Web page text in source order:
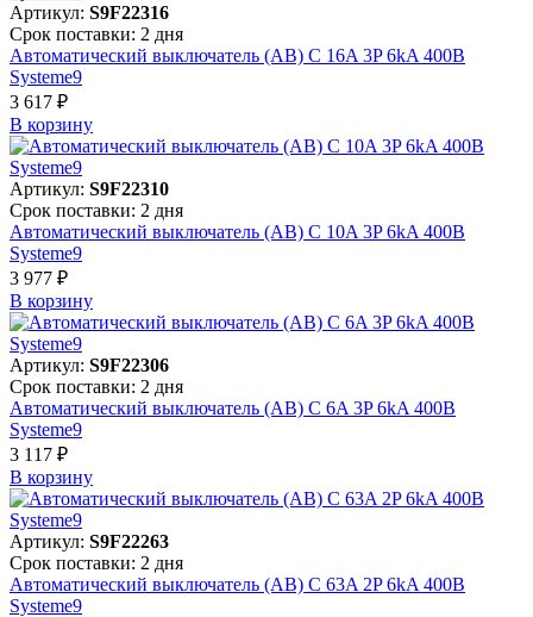
Артикул: S9F22316
Срок поставки: 2 дня
Автоматический выключатель (АВ) C 16A 3P 6kA 400В
Systeme9
3 617 ₽
В корзинy
Артикул: S9F22310
Срок поставки: 2 дня
Автоматический выключатель (АВ) C 10A 3P 6kA 400В
Systeme9
3 977 ₽
В корзинy
Артикул: S9F22306
Срок поставки: 2 дня
Автоматический выключатель (АВ) C 6A 3P 6kA 400В
Systeme9
3 117 ₽
В корзинy
Артикул: S9F22263
Срок поставки: 2 дня
Автоматический выключатель (АВ) C 63A 2P 6kA 400В
Systeme9